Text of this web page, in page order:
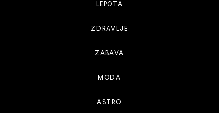
LEPOTA
ZDRAVLJE
ZABAVA
MODA
ASTRO